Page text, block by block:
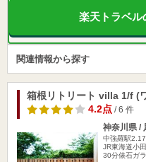
楽天トラベル
関連情報から探す
箱根リトリート villa 1/f (
4.2点/ 6 件
神奈川県 /
中強羅駅
JR東海道小
30分俵石ガ